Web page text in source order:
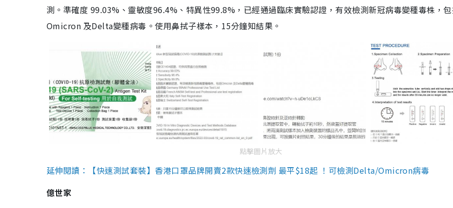
測。準確度 99.03%、靈敏度96.4%、特異性99.8%，已經通過臨床實驗認證，有效檢測新冠病毒變種毒株，
Omicron 及Delta變種病毒。使用鼻拭子樣本，15分鐘知結果。
點擊圖片放大
延伸閱讀：【快速測試套裝】香港口罩品牌開賣2款快速檢測劑 最平$18起 ！可檢測Delta/Omicron病毒
億世家